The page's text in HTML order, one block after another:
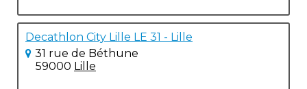
Decathlon City Lille LE 31 - Lille
31 rue de Béthune
59000 Lille